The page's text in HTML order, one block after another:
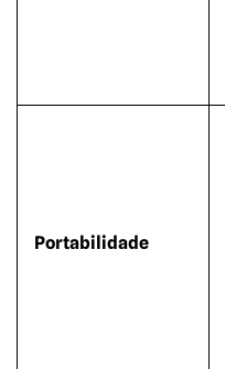
Portabilidade